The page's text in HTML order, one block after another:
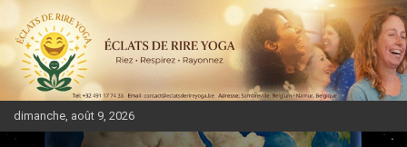
dimanche, août 9, 2026